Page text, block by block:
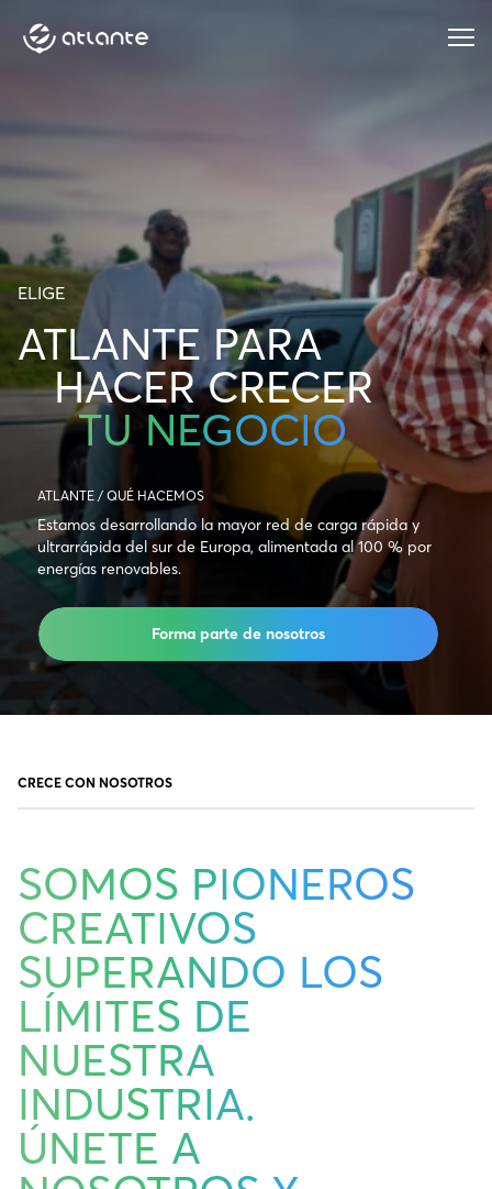
Menu
ELIGE
ATLANTE PARA
HACER CRECER
TU NEGOCIO
ATLANTE / QUÉ HACEMOS
Estamos desarrollando la mayor red de carga rápida y
ultrarrápida del sur de Europa, alimentada al 100 % por
energías renovables.
Forma parte de nosotros
CRECE CON NOSOTROS
SOMOS PIONEROS
CREATIVOS
SUPERANDO LOS
LÍMITES DE
NUESTRA
INDUSTRIA.
ÚNETE A